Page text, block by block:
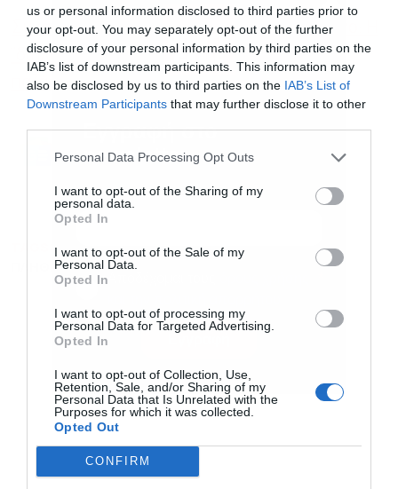
us or personal information disclosed to third parties prior to
your opt-out. You may separately opt-out of the further
disclosure of your personal information by third parties on the
IAB’s list of downstream participants. This information may
also be disclosed by us to third parties on the IAB’s List of
Downstream Participants that may further disclose it to other
Personal Data Processing Opt Outs
I want to opt-out of the Sharing of my
personal data.
Opted In
I want to opt-out of the Sale of my
Personal Data.
Opted In
I want to opt-out of processing my
Personal Data for Targeted Advertising.
Opted In
I want to opt-out of Collection, Use,
Retention, Sale, and/or Sharing of my
Personal Data that Is Unrelated with the
Purposes for which it was collected.
Opted Out
CONFIRM
Συνάντηση Πούτιν με Σι Τζινπίνγκ στο Πεκίνο: Η
“διπλωματία του τσαγιού” και τα ενεργειακά
παζάρια
για άμεση και έγκυρη οικονομική
ενημέρωση!
ΕΝΕΡΓΕΙΑ ΕΠΙΤΟΚΙΑ ΗΝΩΜΕΝΟ ΒΑΣΙΛΕΙΟ
ΠΛΗΘΩΡΙΣΜΟΣ ΤΡΑΠΕΖΑ ΤΗΣ ΑΓΓΛΙΑΣ
Εγγραφή στο
newsletter
Αποδέχομαι τους